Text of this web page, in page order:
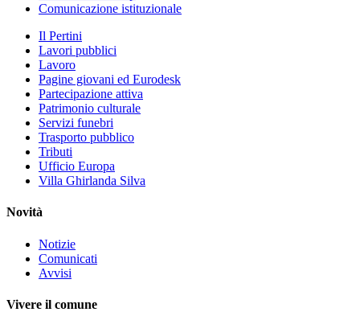
Comunicazione istituzionale
Il Pertini
Lavori pubblici
Lavoro
Pagine giovani ed Eurodesk
Partecipazione attiva
Patrimonio culturale
Servizi funebri
Trasporto pubblico
Tributi
Ufficio Europa
Villa Ghirlanda Silva
Novità
Notizie
Comunicati
Avvisi
Vivere il comune